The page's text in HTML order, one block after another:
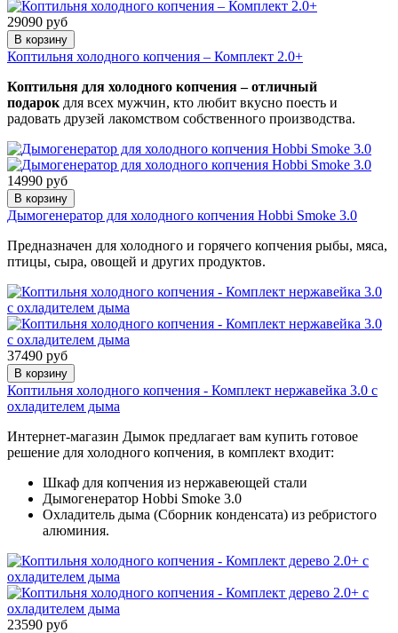
29090 руб
В корзину
Коптильня холодного копчения – Комплект 2.0+
Коптильня для холодного копчения – отличный
подарок для всех мужчин, кто любит вкусно поесть и
радовать друзей лакомством собственного производства.
14990 руб
В корзину
Дымогенератор для холодного копчения Hobbi Smoke 3.0
Предназначен для холодного и горячего копчения рыбы, мяса,
птицы, сыра, овощей и других продуктов.
37490 руб
В корзину
Коптильня холодного копчения - Комплект нержавейка 3.0 с
охладителем дыма
Интернет-магазин Дымок предлагает вам купить готовое
решение для холодного копчения, в комплект входит:
Шкаф для копчения из нержавеющей стали
Дымогенератор Hobbi Smoke 3.0
Охладитель дыма (Сборник конденсата) из ребристого
алюминия.
23590 руб